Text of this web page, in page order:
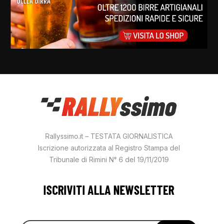
Rallyssimo.it – TESTATA GIORNALISTICA
Iscrizione autorizzata al Registro Stampa del
Tribunale di Rimini N° 6 del 19/11/2019
ISCRIVITI ALLA NEWSLETTER